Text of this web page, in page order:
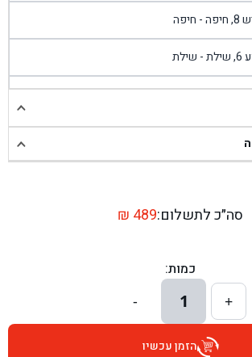
כניסה צפונית מול כביש 4 - פרדיס
אזור תעשייה זעירה, עיילבון - עיילבון
אזור - אזור
8, באר שבע - באר שבע
סה״כ לתשלום: ₪ 489
כמות:
+
1
-
הזמן עכשיו